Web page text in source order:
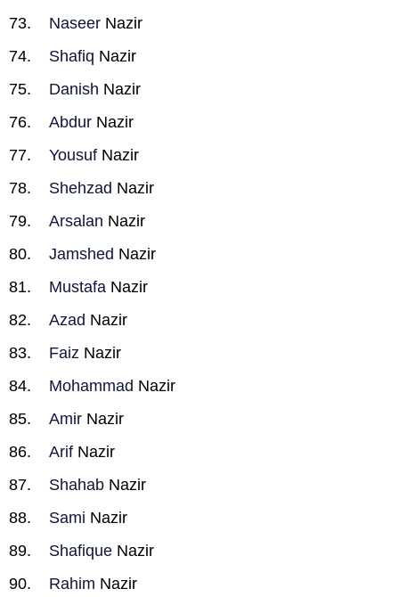
Naseer Nazir
Shafiq Nazir
Danish Nazir
Abdur Nazir
Yousuf Nazir
Shehzad Nazir
Arsalan Nazir
Jamshed Nazir
Mustafa Nazir
Azad Nazir
Faiz Nazir
Mohammad Nazir
Amir Nazir
Arif Nazir
Shahab Nazir
Sami Nazir
Shafique Nazir
Rahim Nazir